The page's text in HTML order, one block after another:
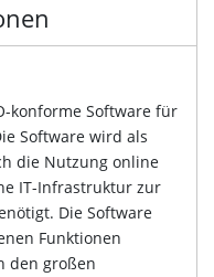
konforme Software für
Software wird als
die Nutzung online
IT-Infrastruktur zur
Die Software
Funktionen
den großen